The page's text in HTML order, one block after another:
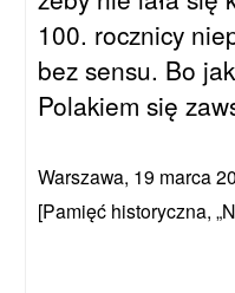
100. rocznicy
bez sensu. Bo
Polakiem się
Warszawa, 19 marca
[Pamięć historyczna,